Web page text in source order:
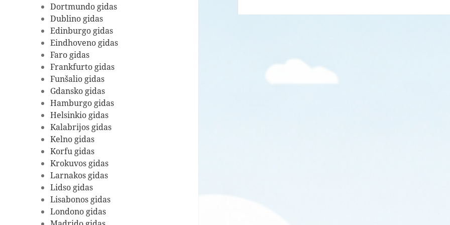
Dortmundo gidas
Dublino gidas
Edinburgo gidas
Eindhoveno gidas
Faro gidas
Frankfurto gidas
Funšalio gidas
Gdansko gidas
Hamburgo gidas
Helsinkio gidas
Kalabrijos gidas
Kelno gidas
Korfu gidas
Krokuvos gidas
Larnakos gidas
Lidso gidas
Lisabonos gidas
Londono gidas